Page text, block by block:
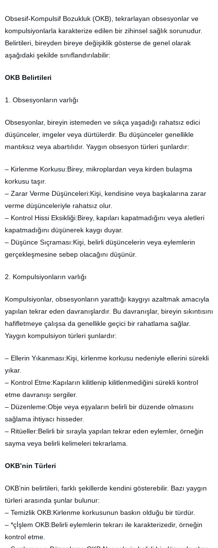
Obsesif-Kompulsif Bozukluk (OKB), tekrarlayan obsesyonlar ve
kompulsiyonlarla karakterize edilen bir zihinsel sağlık sorunudur.
Belirtileri, bireyden bireye değişiklik gösterse de genel olarak
aşağıdaki şekilde sınıflandırılabilir:
OKB Belirtileri
1. Obsesyonların varlığı
Obsesyonlar, bireyin istemeden ve sıkça yaşadığı rahatsız edici
düşünceler, imgeler veya dürtülerdir. Bu düşünceler genellikle
mantıksız veya abartılıdır. Yaygın obsesyon türleri şunlardır:
– Kirlenme Korkusu:Birey, mikroplardan veya kirden bulaşma
korkusu taşır.
– Zarar Verme Düşünceleri:Kişi, kendisine veya başkalarına zarar
verme düşünceleriyle rahatsız olur.
– Kontrol Hissi Eksikliği:Birey, kapıları kapatmadığını veya aletleri
kapatmadığını düşünerek kaygı duyar.
– Düşünce Sıçraması:Kişi, belirli düşüncelerin veya eylemlerin
gerçekleşmesine sebep olacağını düşünür.
2. Kompulsiyonların varlığı
Kompulsiyonlar, obsesyonların yarattığı kaygıyı azaltmak amacıyla
yapılan tekrar eden davranışlardır. Bu davranışlar, bireyin sıkıntısını
hafifletmeye çalışsa da genellikle geçici bir rahatlama sağlar.
Yaygın kompulsiyon türleri şunlardır:
– Ellerin Yıkanması:Kişi, kirlenme korkusu nedeniyle ellerini sürekli
yıkar.
– Kontrol Etme:Kapıların kilitlenip kilitlenmediğini sürekli kontrol
etme davranışı sergiler.
– Düzenleme:Obje veya eşyaların belirli bir düzende olmasını
sağlama ihtiyacı hisseder.
– Ritüeller:Belirli bir sırayla yapılan tekrar eden eylemler, örneğin
sayma veya belirli kelimeleri tekrarlama.
OKB’nin Türleri
OKB’nin belirtileri, farklı şekillerde kendini gösterebilir. Bazı yaygın
türleri arasında şunlar bulunur:
– Temizlik OKB:Kirlenme korkusunun baskın olduğu bir türdür.
– *çİşlem OKB:Belirli eylemlerin tekrarı ile karakterizedir, örneğin
kontrol etme.